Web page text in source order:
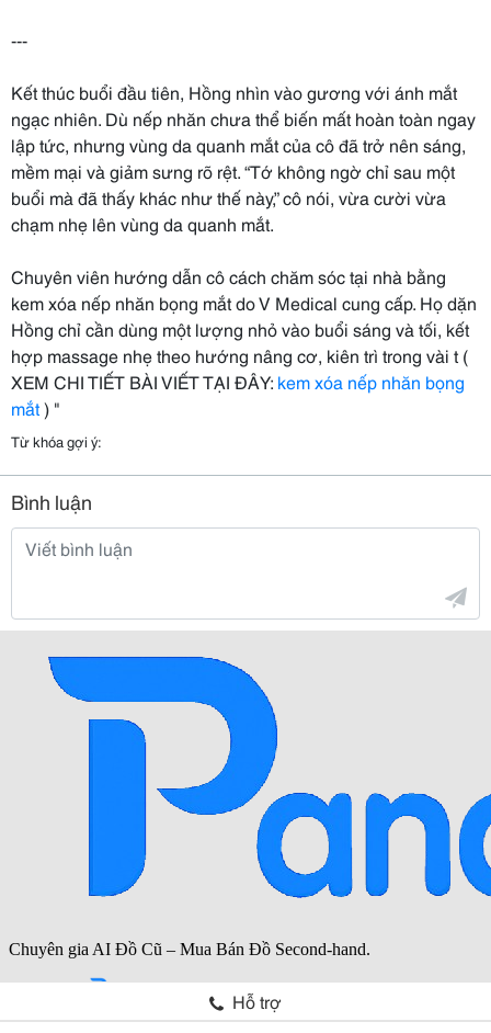
---
Kết thúc buổi đầu tiên, Hồng nhìn vào gương với ánh mắt
ngạc nhiên. Dù nếp nhăn chưa thể biến mất hoàn toàn ngay
lập tức, nhưng vùng da quanh mắt của cô đã trở nên sáng,
mềm mại và giảm sưng rõ rệt. “Tớ không ngờ chỉ sau một
buổi mà đã thấy khác như thế này,” cô nói, vừa cười vừa
chạm nhẹ lên vùng da quanh mắt.
Chuyên viên hướng dẫn cô cách chăm sóc tại nhà bằng
kem xóa nếp nhăn bọng mắt do V Medical cung cấp. Họ dặn
Hồng chỉ cần dùng một lượng nhỏ vào buổi sáng và tối, kết
hợp massage nhẹ theo hướng nâng cơ, kiên trì trong vài t (
XEM CHI TIẾT BÀI VIẾT TẠI ĐÂY: kem xóa nếp nhăn bọng
mắt) "
Từ khóa gợi ý:
Bình luận
Hỗ trợ